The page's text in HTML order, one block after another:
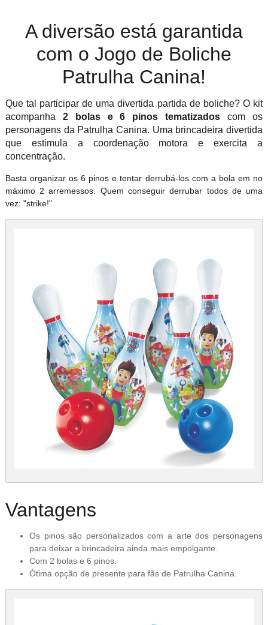
A diversão está garantida
com o Jogo de Boliche
Patrulha Canina!
Que tal participar de uma divertida partida de boliche? O kit
acompanha 2 bolas e 6 pinos tematizados com os
personagens da Patrulha Canina. Uma brincadeira divertida
que estimula a coordenação motora e exercita a
concentração.
Basta organizar os 6 pinos e tentar derrubá-los com a bola em no
máximo 2 arremessos. Quem conseguir derrubar todos de uma
vez: "strike!"
Vantagens
Os pinos são personalizados com a arte dos personagens
para deixar a brincadeira ainda mais empolgante.
Com 2 bolas e 6 pinos.
Ótima opção de presente para fãs de Patrulha Canina.